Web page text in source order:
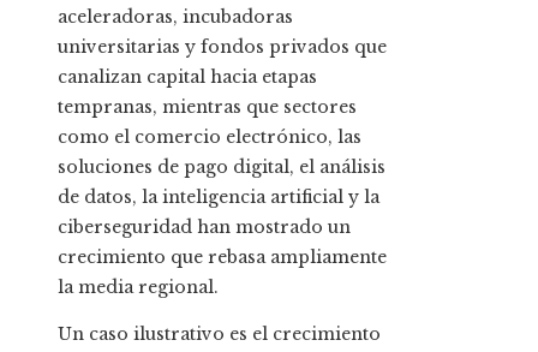
aceleradoras, incubadoras
universitarias y fondos privados que
canalizan capital hacia etapas
tempranas, mientras que sectores
como el comercio electrónico, las
soluciones de pago digital, el análisis
de datos, la inteligencia artificial y la
ciberseguridad han mostrado un
crecimiento que rebasa ampliamente
la media regional.
Un caso ilustrativo es el crecimiento